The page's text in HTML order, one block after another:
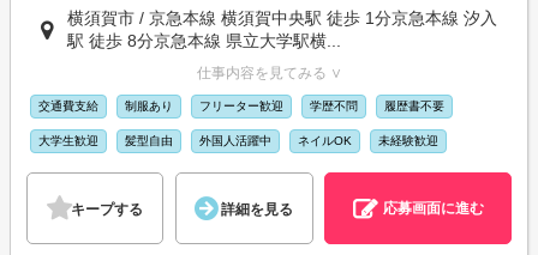
横須賀市 / 京急本線 横須賀中央駅 徒歩 1分京急本線 汐入
駅 徒歩 8分京急本線 県立大学駅横...
仕事内容を見てみる ∨
交通費支給 制服あり フリーター歓迎 学歴不問 履歴書不要
大学生歓迎 髪型自由 外国人活躍中 ネイルOK 未経験歓迎
キープする 詳細を見る 応募画面に進む